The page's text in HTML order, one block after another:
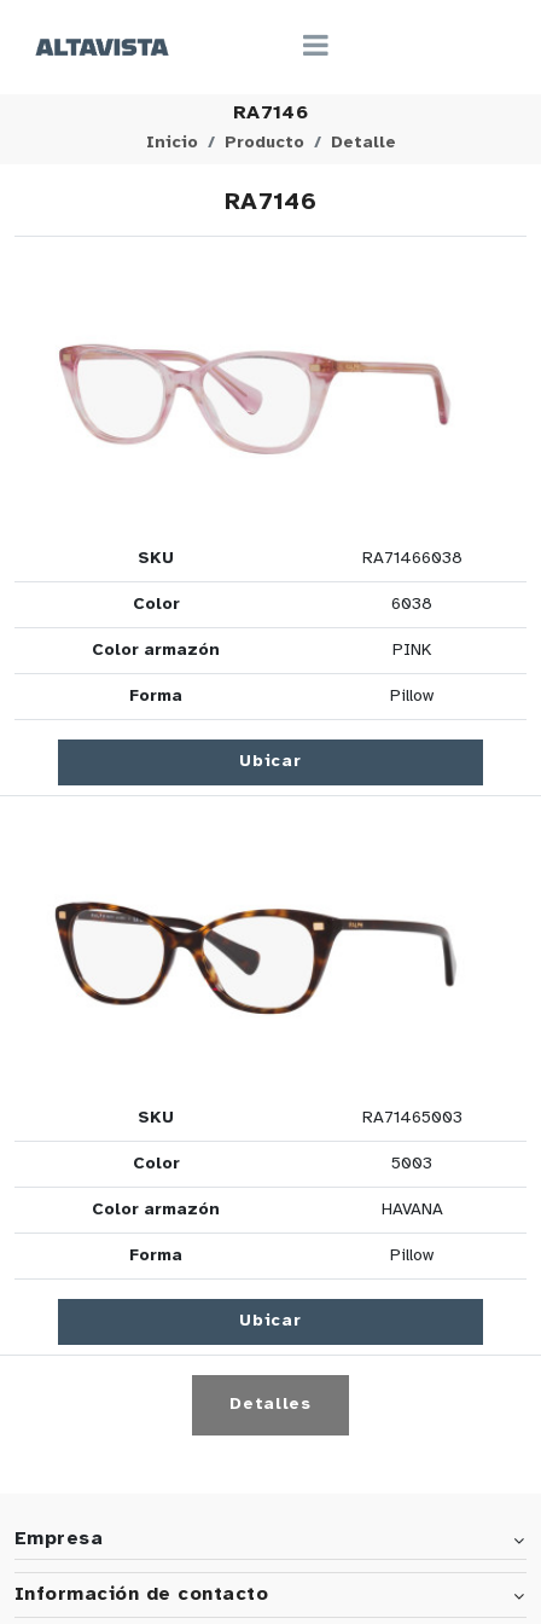
RA7146
Inicio Producto Detalle
RA7146
SKU RA71466038
Color 6038
Color armazón PINK
Forma Pillow
Ubicar
SKU RA71465003
Color 5003
Color armazón HAVANA
Forma Pillow
Ubicar
Detalles
Empresa
Información de contacto